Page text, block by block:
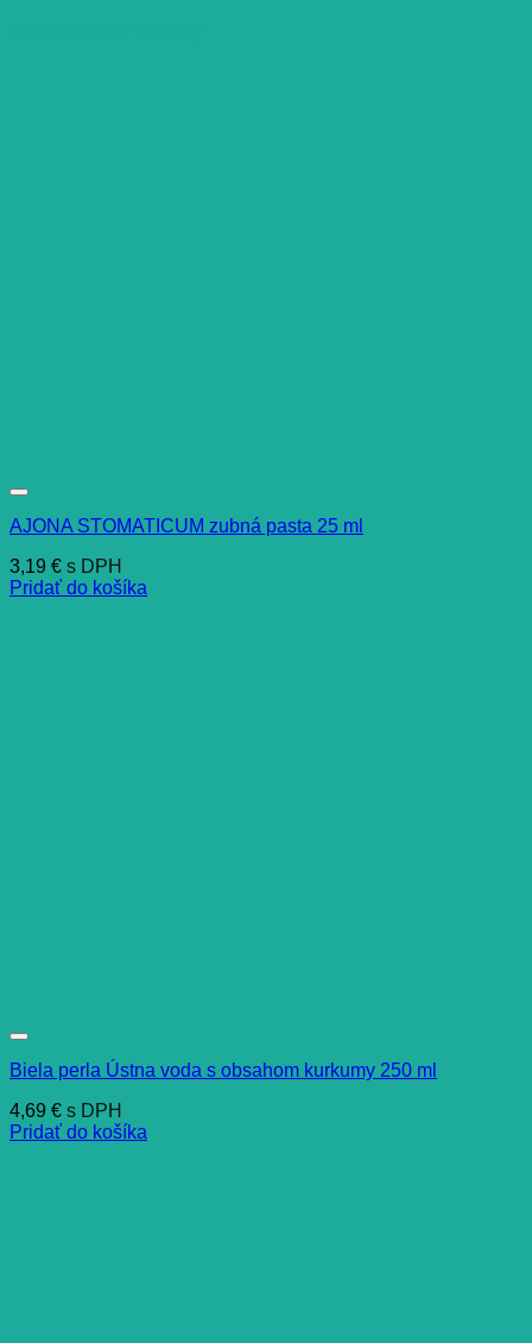
AJONA STOMATICUM zubná pasta 25 ml
3,19 € s DPH
Pridať do košíka
Biela perla Ústna voda s obsahom kurkumy 250 ml
4,69 € s DPH
Pridať do košíka